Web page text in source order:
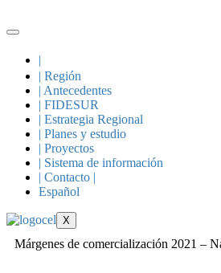
|
| Región
| Antecedentes
| FIDESUR
| Estrategia Regional
| Planes y estudio
| Proyectos
| Sistema de información
| Contacto |
Español
X
Márgenes de comercialización 2021 –